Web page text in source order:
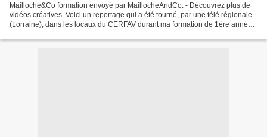
Mailloche&Co formation envoyé par MaillocheAndCo. - Découvrez plus de
vidéos créatives. Voici un reportage qui a été tourné, par une télé régionale
(Lorraine), dans les locaux du CERFAV durant ma formation de 1ère année.